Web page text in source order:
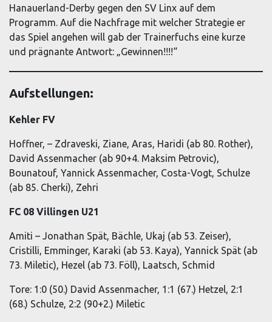
Hanauerland-Derby gegen den SV Linx auf dem
Programm. Auf die Nachfrage mit welcher Strategie er
das Spiel angehen will gab der Trainerfuchs eine kurze
und prägnante Antwort: „Gewinnen!!!!“
Aufstellungen:
Kehler FV
Hoffner, – Zdraveski, Ziane, Aras, Haridi (ab 80. Rother),
David Assenmacher (ab 90+4. Maksim Petrovic),
Bounatouf, Yannick Assenmacher, Costa-Vogt, Schulze
(ab 85. Cherki), Zehri
FC 08 Villingen U21
Amiti – Jonathan Spät, Bächle, Ukaj (ab 53. Zeiser),
Cristilli, Emminger, Karaki (ab 53. Kaya), Yannick Spät (ab
73. Miletic), Hezel (ab 73. Föll), Laatsch, Schmid
Tore: 1:0 (50.) David Assenmacher, 1:1 (67.) Hetzel, 2:1
(68.) Schulze, 2:2 (90+2.) Miletic